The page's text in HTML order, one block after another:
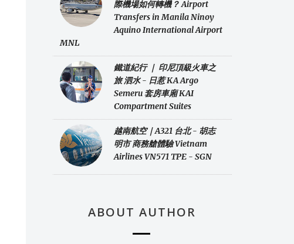
際機場如何轉機？ Airport
Transfers in Manila Ninoy
Aquino International Airport
MNL
鐵道紀行 ｜ 印尼頂級火車之
旅 泗水 - 日惹 KA Argo
Semeru 套房車廂 KAI
Compartment Suites
越南航空｜A321 台北 - 胡志
明市 商務艙體驗 Vietnam
Airlines VN571 TPE - SGN
ABOUT AUTHOR